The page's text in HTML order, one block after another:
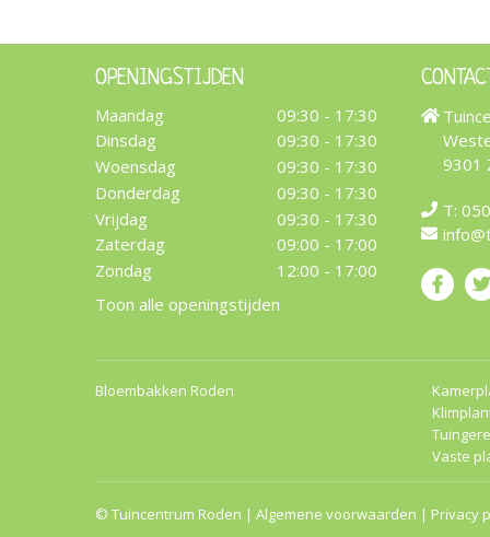
OPENINGSTIJDEN
Maandag
09:30 - 17:30
Dinsdag
09:30 - 17:30
Woensdag
09:30 - 17:30
Donderdag
09:30 - 17:30
Vrijdag
09:30 - 17:30
Zaterdag
09:00 - 17:00
Zondag
12:00 - 17:00
Toon alle openingstijden
9301
T:
Bloembakken Roden
Vaste
© Tuincentrum Roden | Algemene voorwaarden | Privacy